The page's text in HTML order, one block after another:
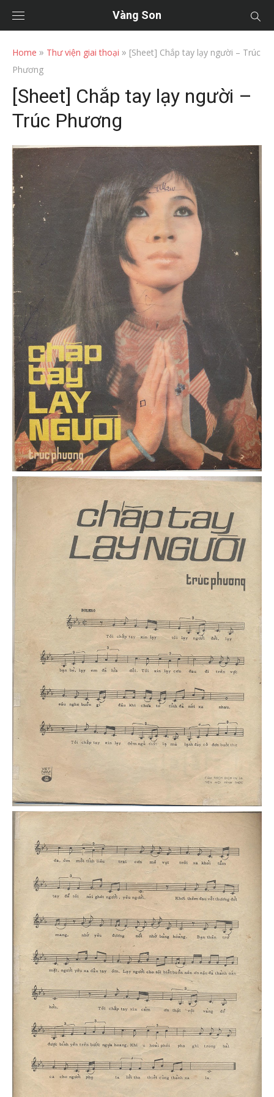
Vàng Son
Home » Thư viện giai thoại » [Sheet] Chắp tay lạy người – Trúc
Phương
[Sheet] Chắp tay lạy người –
Trúc Phương